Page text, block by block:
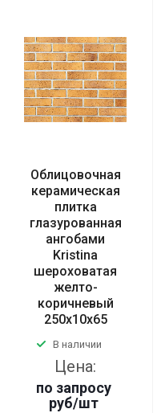
Облицовочная
керамическая
плитка
глазурованная
ангобами
Kristina
шероховатая
желто-
коричневый
250x10x65
В наличии
Цена:
по запросу
руб/шт